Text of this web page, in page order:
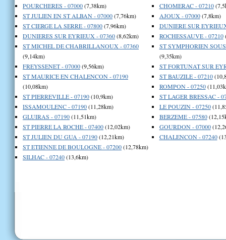
POURCHERES - 07000(7,38km)
ST JULIEN EN ST ALBAN - 07000(7,76km)
ST CIERGE LA SERRE - 07800(7,96km)
DUNIERES SUR EYRIEUX - 07360(8,62km)
ST MICHEL DE CHABRILLANOUX - 07360
(9,14km)
FREYSSENET - 07000(9,56km)
ST MAURICE EN CHALENCON - 07190
(10,08km)
ST PIERREVILLE - 07190(10,9km)
ISSAMOULENC - 07190(11,28km)
GLUIRAS - 07190(11,51km)
ST PIERRE LA ROCHE - 07400(12,02km)
ST JULIEN DU GUA - 07190(12,21km)
ST ETIENNE DE BOULOGNE - 07200(12,78km)
SILHAC - 07240(13,6km)
CHOMERAC - 07210
AJOUX - 07000(7,8km)
DUNIERE SUR
ROCHESSAUVE - 07210
ST SYMPHORIEN
(9,35km)
ST FORTUNAT SUR
ST BAUZILE - 07210
ROMPON - 07250
ST LAGER BRESSAC -
LE POUZIN - 07250
BERZEME - 07580
GOURDON - 07000
CHALENCON - 07240